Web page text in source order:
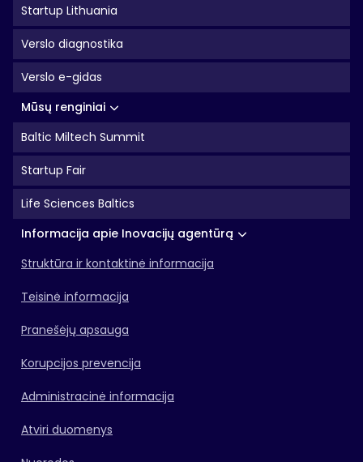
Startup Lithuania
Verslo diagnostika
Verslo e-gidas
Mūsų renginiai
Baltic Miltech Summit
Startup Fair
Life Sciences Baltics
Informacija apie Inovacijų agentūrą
Struktūra ir kontaktinė informacija
Teisinė informacija
Pranešėjų apsauga
Korupcijos prevencija
Administracinė informacija
Atviri duomenys